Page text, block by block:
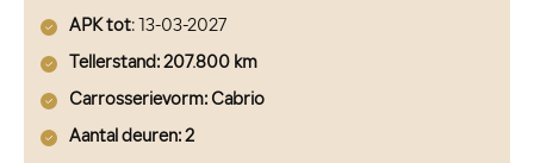
APK tot: 13-03-2027
Tellerstand: 207.800 km
Carrosserievorm: Cabrio
Aantal deuren: 2